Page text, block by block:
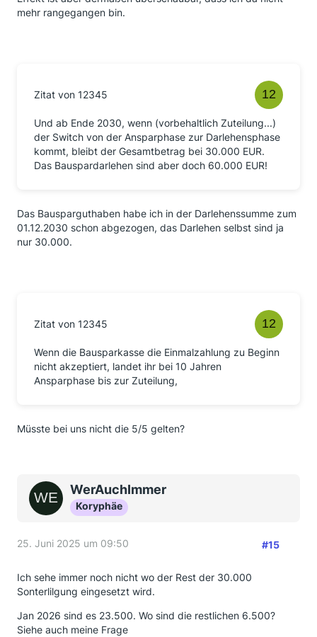
mehr rangegangen bin.
Zitat von 12345
Und ab Ende 2030, wenn (vorbehaltlich Zuteilung...)
der Switch von der Ansparphase zur Darlehensphase
kommt, bleibt der Gesamtbetrag bei 30.000 EUR.
Das Bauspardarlehen sind aber doch 60.000 EUR!
Das Bausparguthaben habe ich in der Darlehenssumme zum
01.12.2030 schon abgezogen, das Darlehen selbst sind ja
nur 30.000.
Zitat von 12345
Wenn die Bausparkasse die Einmalzahlung zu Beginn
nicht akzeptiert, landet ihr bei 10 Jahren
Ansparphase bis zur Zuteilung,
Müsste bei uns nicht die 5/5 gelten?
WerAuchImmer
Koryphäe
25. Juni 2025 um 09:50 #15
Ich sehe immer noch nicht wo der Rest der 30.000
Sonterlilgung eingesetzt wird.
Jan 2026 sind es 23.500. Wo sind die restlichen 6.500?
Siehe auch meine Frage